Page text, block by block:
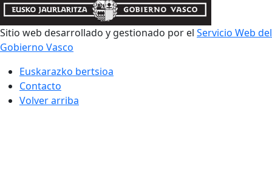
Sitio web desarrollado y gestionado por el Servicio Web del
Gobierno Vasco
Euskarazko bertsioa
Contacto
Volver arriba